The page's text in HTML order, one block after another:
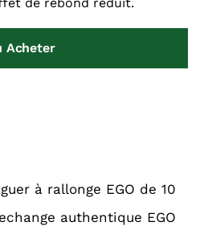
Acheter
à rallonge EGO de 10
authentique EGO